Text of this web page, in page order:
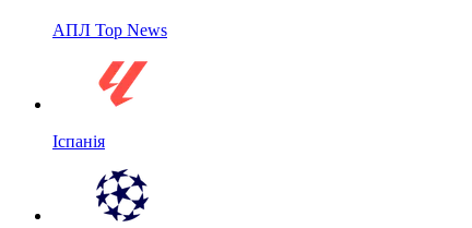
АПЛ Top News
Іспанія